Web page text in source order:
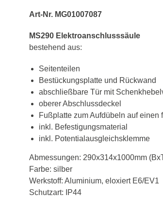
Art-Nr. MG01007087
MS290 Elektroanschlusssäule
bestehend aus:
Seitenteilen
Bestückungsplatte und Rückwand
abschließbare Tür mit
oberer Abschlussdeckel
Fußplatte zum Aufdübeln auf einen
inkl. Befestigungsmaterial
inkl. Potentialausgleichsklemme
Abmessungen: 290x314x1000mm
Farbe: silber
Werkstoff: Aluminium, eloxiert E6/EV1
Schutzart: IP44